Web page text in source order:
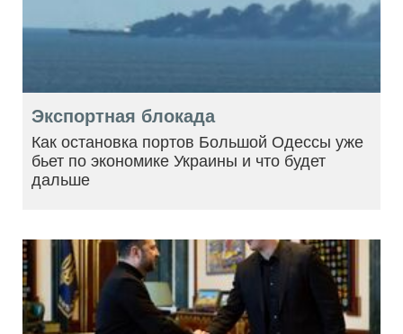
Экспортная блокада
Как остановка портов Большой Одессы уже
бьет по экономике Украины и что будет
дальше